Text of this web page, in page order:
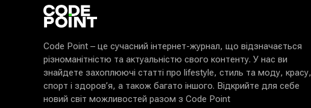
Code Point – це сучасний інтернет-журнал, що відзначається
різноманітністю та актуальністю свого контенту. У нас ви
знайдете захоплюючі статті про lifestyle, стиль та моду, красу,
спорт і здоров’я, а також багато іншого. Відкрийте для себе
новий світ можливостей разом з Code Point